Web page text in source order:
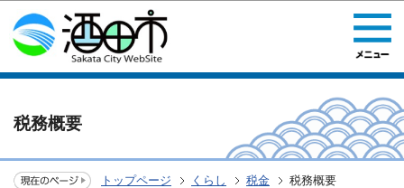
このページの本文へ移動
税務概要
トップページ くらし 税金 税務概要